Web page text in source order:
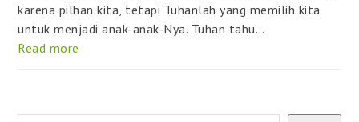
karena pilhan kita, tetapi Tuhanlah yang memilih kita
untuk menjadi anak-anak-Nya. Tuhan tahu…
Read more